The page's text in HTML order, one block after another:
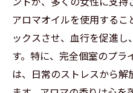
アロマオイルを使用するこ
ックスさせ、血行を促進
す。特に、完全個室のプラ
は、日常のストレスから